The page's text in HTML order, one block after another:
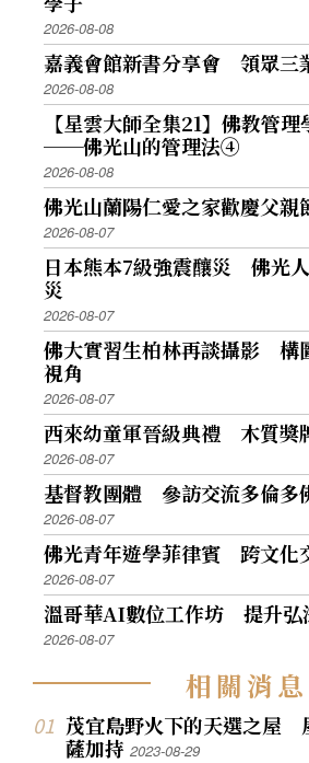
2026-08-08
嘉義會館新書分享會 領眾三
2026-08-08
【星雲大師全集21】佛教管
──佛光山的管理法④
2026-08-08
佛光山蘭陽仁愛之家歡慶父親
2026-08-07
日本熊本7級強震釀災 佛光
災
2026-08-07
佛大實習生柏林再談攝影 構
視角
2026-08-07
西來幼童軍晉級典禮 木質獎
2026-08-07
基督教團體 參訪交流多倫多
2026-08-07
佛光青年遊學菲律賓 跨文化
2026-08-07
溫哥華AI數位工作坊 提升弘
2026-08-07
相關消息
茂宜島野火下的天選之屋
薩加持2023-08-29